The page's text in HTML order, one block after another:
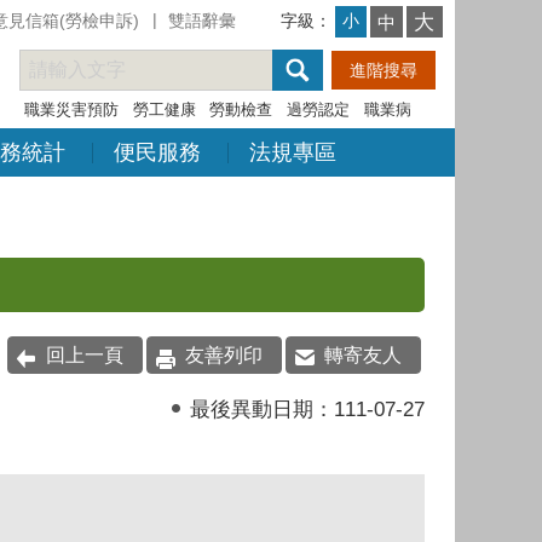
見信箱(勞檢申訴) 雙語辭彙 字級： 小 中 大
職業災害預防 勞工健康 勞動檢查 過勞認定 職業病
統計 便民服務 法規專區
回上一頁 友善列印 轉寄友人
最後異動日期： 111-07-27